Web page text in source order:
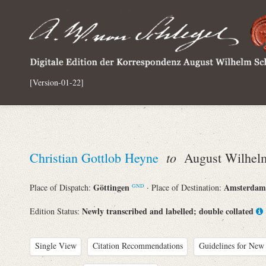
[Version-01-22]
Christian Gottlob Heyne to August
Place of Dispatch: Göttingen GND · Place of Destination: Amsterdam
Edition Status: Newly transcribed and labelled; double collated
Single View Citation Recommendations Guidelines for